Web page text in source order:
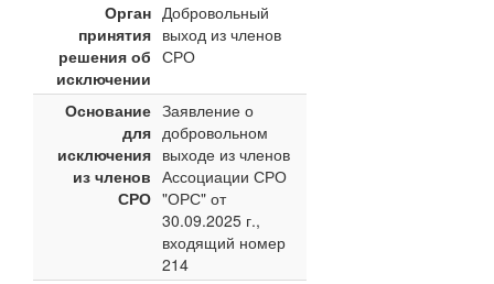
Орган
принятия
решения об
исключении
Добровольный
выход из членов
СРО
Основание
для
исключения
из членов
СРО
Заявление о
добровольном
выходе из членов
Ассоциации СРО
"ОРС" от
30.09.2025 г.,
входящий номер
214